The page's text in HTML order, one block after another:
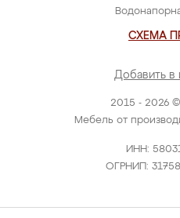
2015 - 2026
Мебель от
ИНН:
ОГРНИП:
СХЕМА
Добавить в